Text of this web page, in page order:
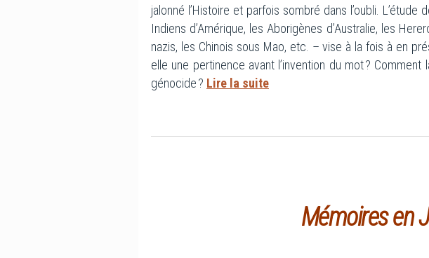
jalonné l’Histoire et parfois sombré dans l’oubli.
Indiens d’Amérique, les Aborigènes d’Australie, les
nazis, les Chinois sous Mao, etc. – vise à la fois à en
elle une pertinence avant l’invention du mot ?
génocide ? Lire la suite
Mémoires en